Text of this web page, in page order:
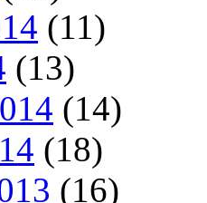
(11)
(13)
(14)
(18)
(16)